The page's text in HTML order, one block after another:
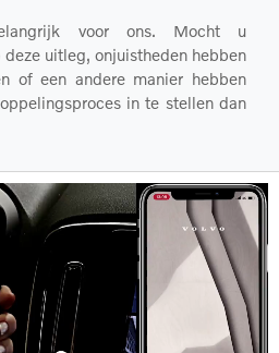
voor ons. Mocht u
uitleg, onjuistheden hebben
of een andere manier hebben
in te stellen dan